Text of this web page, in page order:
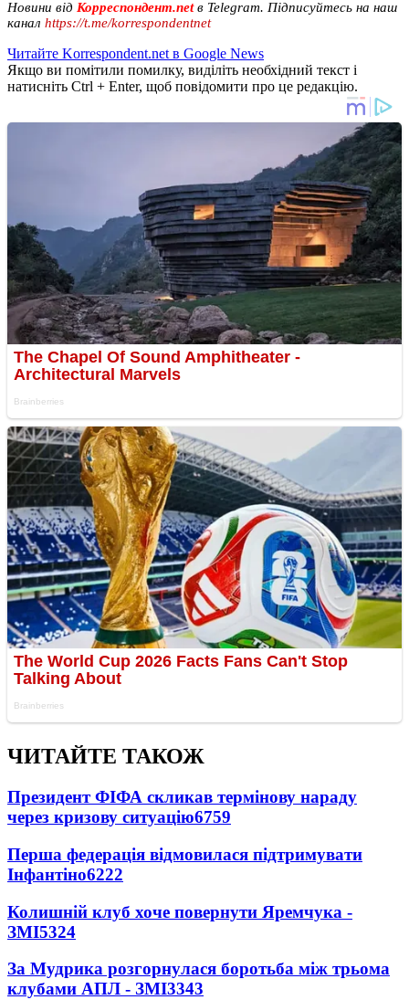
Новини від Корреспондент.netв Telegram. Підписуйтесь на наш
канал https://t.me/korrespondentnet
Читайте Korrespondent.net в Google News
Якщо ви помітили помилку, виділіть необхідний текст і
натисніть Ctrl + Enter, щоб повідомити про це редакцію.
ЧИТАЙТЕ ТАКОЖ
Президент ФІФА скликав термінову нараду
через кризову ситуацію6759
Перша федерація відмовилася підтримувати
Інфантіно6222
Колишній клуб хоче повернути Яремчука -
ЗМІ5324
За Мудрика розгорнулася боротьба між трьома
клубами АПЛ - ЗМІ3343